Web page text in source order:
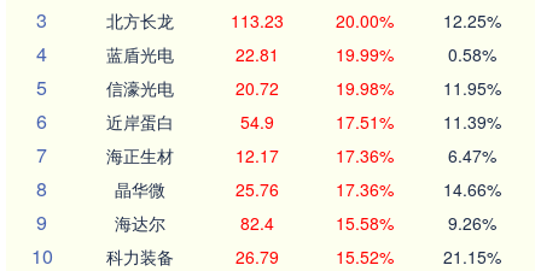
3 北方长龙 113.23 20.00% 12.25%
4 蓝盾光电 22.81 19.99% 0.58%
5 信濠光电 20.72 19.98% 11.95%
6 近岸蛋白 54.9 17.51% 11.39%
7 海正生材 12.17 17.36% 6.47%
8 晶华微 25.76 17.36% 14.66%
9 海达尔 82.4 15.58% 9.26%
10 科力装备 26.79 15.52% 21.15%